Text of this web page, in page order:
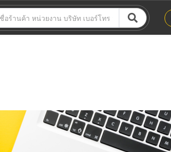
ผู้ส่งออก/นำเข้า ธุรกิจบริการ